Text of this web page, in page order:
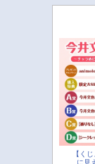
【く
に見